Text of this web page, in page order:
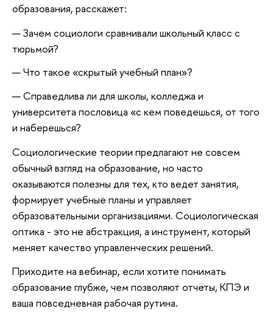
образования, расскажет:
Зачем социологи сравнивали школьный класс с
тюрьмой?
Что такое «скрытый учебный план»?
Справедлива ли для школы, колледжа и
университета пословица «с кем поведешься, от того
и наберешься?
Социологические теории предлагают не совсем
обычный взгляд на образование, но часто
оказываются полезны для тех, кто ведет занятия,
формирует учебные планы и управляет
образовательными организациями. Социологическая
оптика - это не абстракция, а инструмент, который
меняет качество управленческих решений.
Приходите на вебинар, если хотите понимать
образование глубже, чем позволяют отчёты, КПЭ и
ваша повседневная рабочая рутина.